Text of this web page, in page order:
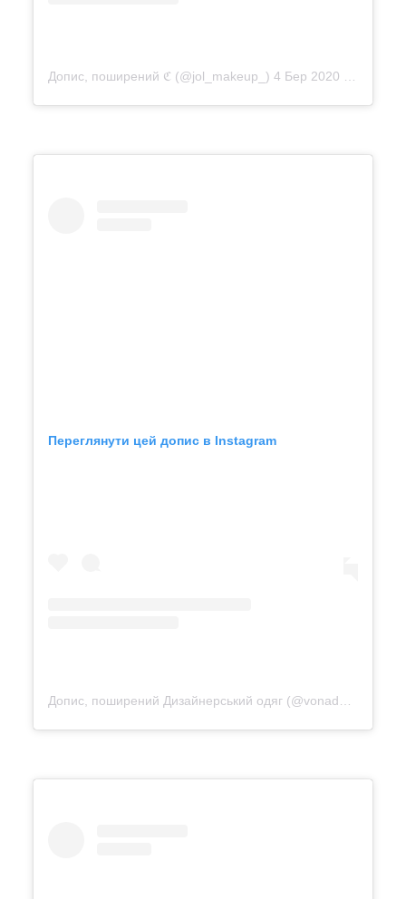
Допис, поширений ℭ (@jol_makeup_) 4 Бер 2020 р. о 4:26 PST
Переглянути цей допис в Instagram
Допис, поширений Дизайнерський одяг (@vonadmytra_videotour)